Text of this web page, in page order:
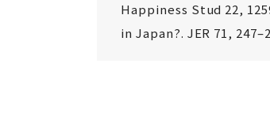
Happiness Stud 22,
in Japan?. JER 71,